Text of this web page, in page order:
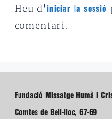
Heu d'iniciar la sessió
comentari.
Fundació Missatge Humà i
Comtes de Bell-lloc, 67-69